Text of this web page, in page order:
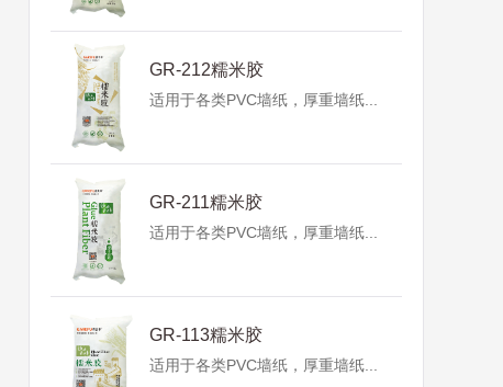
GR-212糯米胶
适用于各类PVC墙纸，厚重墙纸...
GR-211糯米胶
适用于各类PVC墙纸，厚重墙纸...
GR-113糯米胶
适用于各类PVC墙纸，厚重墙纸...